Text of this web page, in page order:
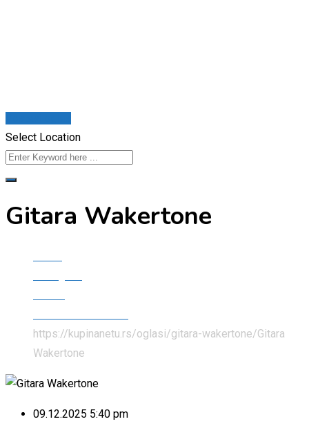
Select Location
Gitara Wakertone
https://kupinanetu.rs/oglasi/gitara-wakertone/Gitara
Wakertone
09.12.2025 5:40 pm